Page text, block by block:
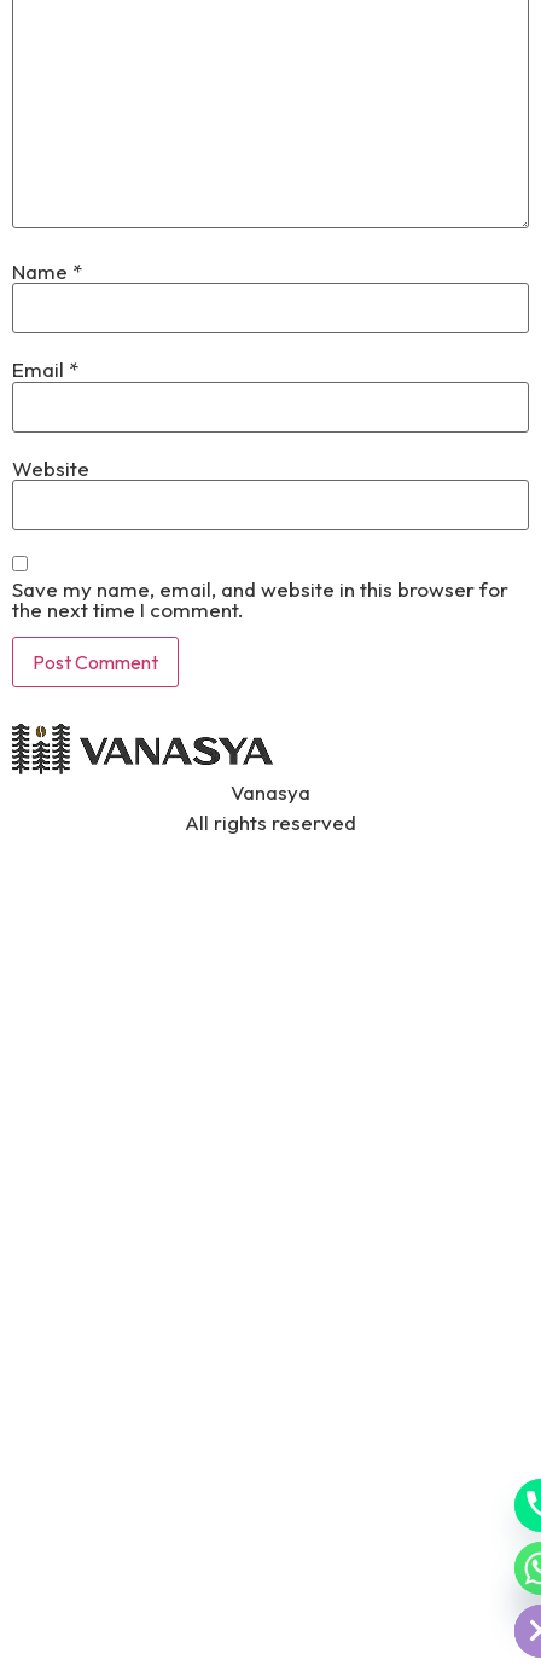
Name *
Email *
Website
Save my name, email, and website in this browser for
the next time I comment.
Vanasya
All rights reserved
Hide chaty